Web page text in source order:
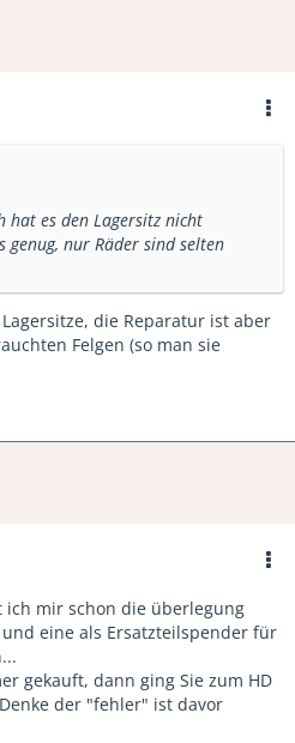
hat es den Lagersitz nicht
genug, nur Räder sind selten
die Reparatur ist aber
Felgen (so man sie
mir schon die überlegung
eine als Ersatzteilspender für
gekauft, dann ging Sie zum HD
der "fehler" ist davor